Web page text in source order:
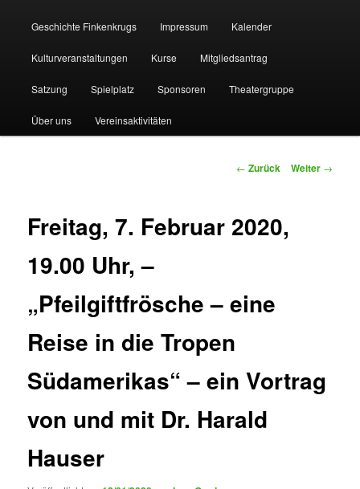
Geschichte Finkenkrugs Impressum Kalender
Kulturveranstaltungen Kurse Mitgliedsantrag
Satzung Spielplatz Sponsoren Theatergruppe
Über uns Vereinsaktivitäten
Beitragsnavigation
← Zurück Weiter →
Freitag, 7. Februar 2020,
19.00 Uhr, –
„Pfeilgiftfrösche – eine
Reise in die Tropen
Südamerikas“ – ein Vortrag
von und mit Dr. Harald
Hauser